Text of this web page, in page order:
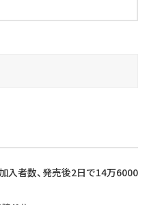
入者数、発売後2日で14万6000